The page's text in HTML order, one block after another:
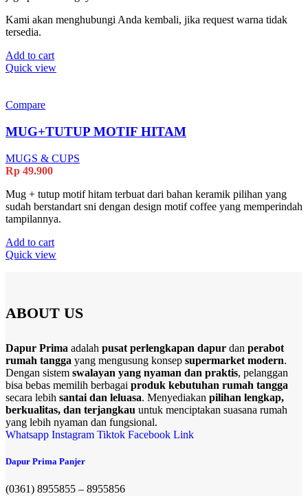
Kami akan menghubungi Anda kembali, jika request warna tidak
tersedia.
Add to cart
Quick view
Compare
MUG+TUTUP MOTIF HITAM
MUGS & CUPS
Rp 49.900
Mug + tutup motif hitam terbuat dari bahan keramik pilihan yang
sudah berstandart sni dengan design motif coffee yang memperindah
tampilannya.
Add to cart
Quick view
ABOUT US
Dapur Prima adalah pusat perlengkapan dapur dan perabot
rumah tangga yang mengusung konsep supermarket modern.
Dengan sistem swalayan yang nyaman dan praktis, pelanggan
bisa bebas memilih berbagai produk kebutuhan rumah tangga
secara lebih santai dan leluasa. Menyediakan pilihan lengkap,
berkualitas, dan terjangkau untuk menciptakan suasana rumah
yang lebih nyaman dan fungsional.
Whatsapp Instagram Tiktok Facebook Link
Dapur Prima Panjer
(0361) 8955855 – 8955856​